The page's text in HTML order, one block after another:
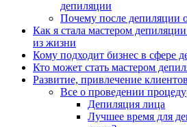
депиляции
Почему после депиляции
Как я стала мастером
из жизни
Кому подходит бизнес в сфере
Кто может стать мастером
Развитие, привлечение
Все о проведении
Депиляция лица
Лучшее время для